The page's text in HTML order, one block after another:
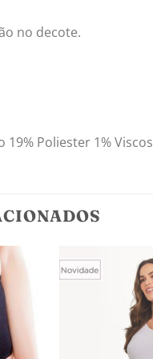
no decote.
19% Poliester 1%
aos
meus